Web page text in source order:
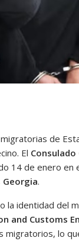
de
El Consulado
14 de enero en
Georgia.
la identidad del
and Customs
migratorios, lo